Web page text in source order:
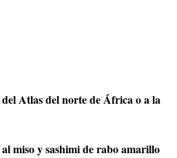
Atlas del norte de África o a la
miso y sashimi de rabo amarillo